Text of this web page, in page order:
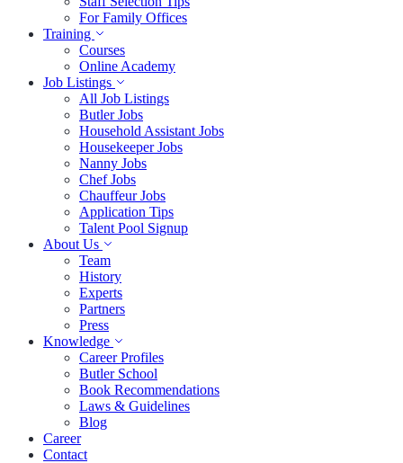
For Family Offices
Training
Courses
Online Academy
Job Listings
All Job Listings
Butler Jobs
Household Assistant Jobs
Housekeeper Jobs
Nanny Jobs
Chef Jobs
Chauffeur Jobs
Application Tips
Talent Pool Signup
About Us
Team
History
Experts
Partners
Press
Knowledge
Career Profiles
Butler School
Book Recommendations
Laws & Guidelines
Blog
Career
Contact